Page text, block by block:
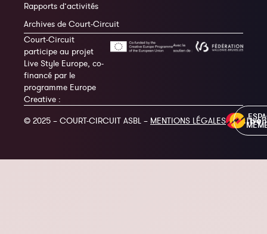
Rapports d’activités
Archives de Court-Circuit
Court-Circuit
participe au projet
Live Style Europe, co-
financé par le
programme Europe
Creative :
© 2025 – COURT-CIRCUIT ASBL – MENTIONS LÉGALES